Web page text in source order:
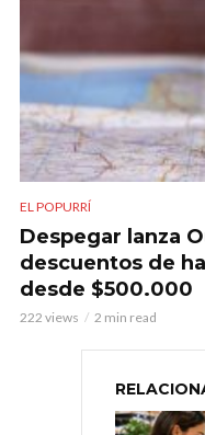
EL POPURRÍ
Despegar lanza
descuentos de
desde $500.000
222 views 2 min read